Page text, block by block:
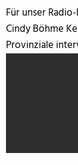
Für unser
Cindy Böhme
Provinziale